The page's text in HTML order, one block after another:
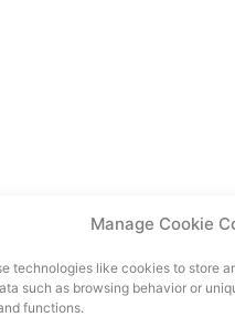
Manage Cookie
technologies like cookies to store
such as browsing behavior or
functions.